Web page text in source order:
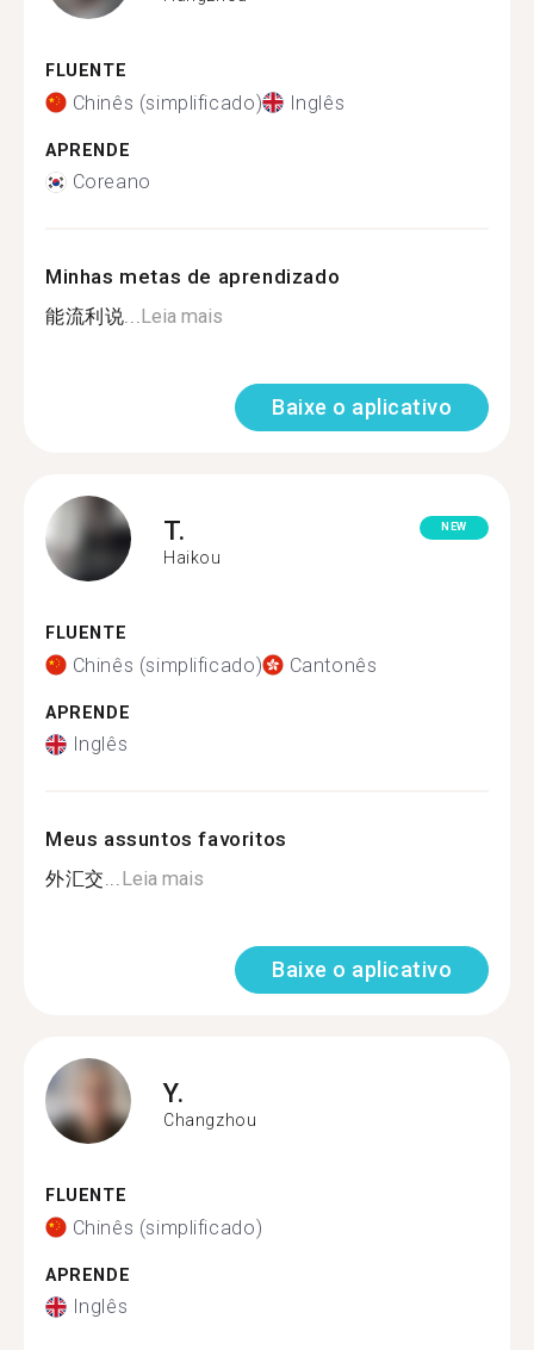
FLUENTE
Chinês (simplificado) Inglês
APRENDE
Coreano
Minhas metas de aprendizado
能流利说...Leia mais
Baixe o aplicativo
T.
Haikou
NEW
FLUENTE
Chinês (simplificado) Cantonês
APRENDE
Inglês
Meus assuntos favoritos
外汇交...Leia mais
Baixe o aplicativo
Y.
Changzhou
FLUENTE
Chinês (simplificado)
APRENDE
Inglês